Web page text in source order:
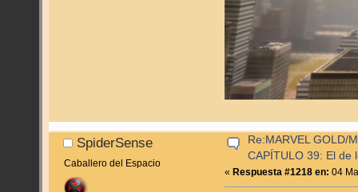
SpiderSense
Caballero del Espacio
Re:MARVEL GOLD/
CAPÍTULO 39: El de
«Respuesta #1218 en: 04